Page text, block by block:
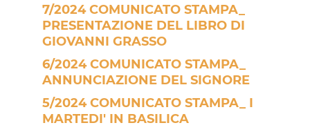
7/2024 COMUNICATO STAMPA_
PRESENTAZIONE DEL LIBRO DI
GIOVANNI GRASSO
6/2024 COMUNICATO STAMPA_
ANNUNCIAZIONE DEL SIGNORE
5/2024 COMUNICATO STAMPA_ I
MARTEDI' IN BASILICA